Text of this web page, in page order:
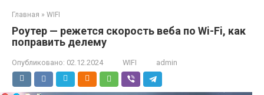
Главная » WIFI
Роутер — режется скорость веба по Wi-Fi, как
поправить делему
Опубликовано: 02.12.2024 WIFI admin